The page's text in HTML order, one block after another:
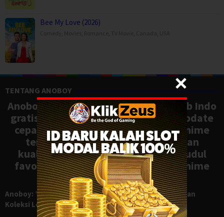
Bee My Love (2026)
TENTANG ANOBOY
Anoboy adalah situs nonton anime sub Indo
gratis dengan koleksi lengkap dan update
cepat, mirip Samehadaku. Tonton anime
terbaru, ongoing, dan batch dengan
kualitas HD tanpa ribet. Temukan judul
favoritmu dan nikmati streaming anime
terbaik kapan saja.
Anoboy: Tempat Nonton Anime Sub Indo Gratis dengan
Koleksi Lengkap seperti Samehadaku